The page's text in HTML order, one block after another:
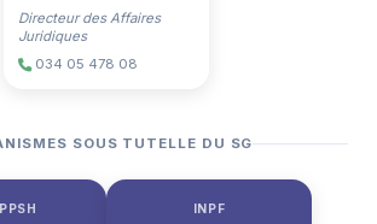
Directeur des Affaires
Juridiques
034 05 478 08
SOUS TUTELLE DU SG
INPF